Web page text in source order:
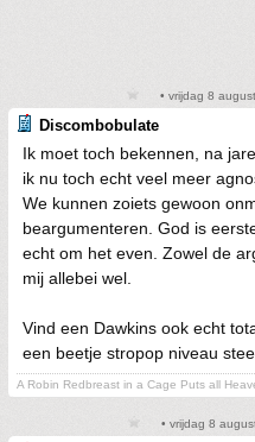
• vrijdag 8
Discombobulate
Ik moet toch bekennen, na
ik nu toch echt veel meer
We kunnen zoiets gewoon
beargumenteren. God is
echt om het even. Zowel de
mij allebei wel.
Vind een Dawkins ook echt
een beetje stropop niveau
A Robin Redbreast in a Cage Puts all
• vrijdag 8